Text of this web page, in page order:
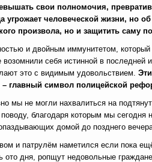
свои полномочия,
угрожает человеческой жизни, но
произвола, но и защитить саму
и двойным иммунитетом,
себя истинной в
это с видимым удовольствием.
– главный символ полицейской
мы не могли нахвалиться на
благодаря которым мы сегодня
домой до позднего
и патрулём наметился если пока
ото дня, ропщут недовольные